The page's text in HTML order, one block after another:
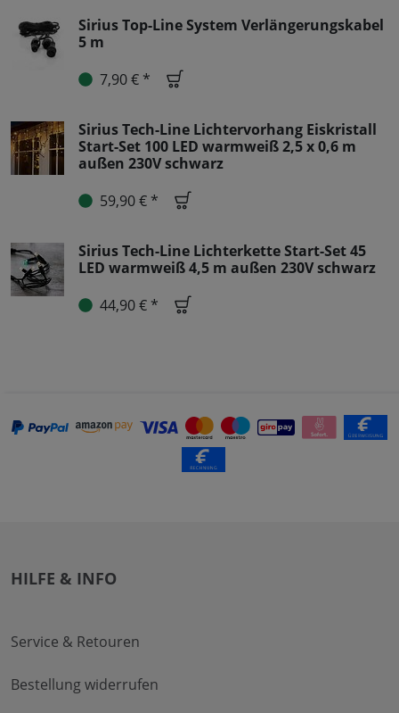
Sirius Top-Line System Verlängerungskabel
5 m
7,90 € *
Sirius Tech-Line Lichtervorhang Eiskristall
Start-Set 100 LED warmweiß 2,5 x 0,6 m
außen 230V schwarz
59,90 € *
Sirius Tech-Line Lichterkette Start-Set 45
LED warmweiß 4,5 m außen 230V schwarz
44,90 € *
HILFE & INFO
Service & Retouren
Bestellung widerrufen